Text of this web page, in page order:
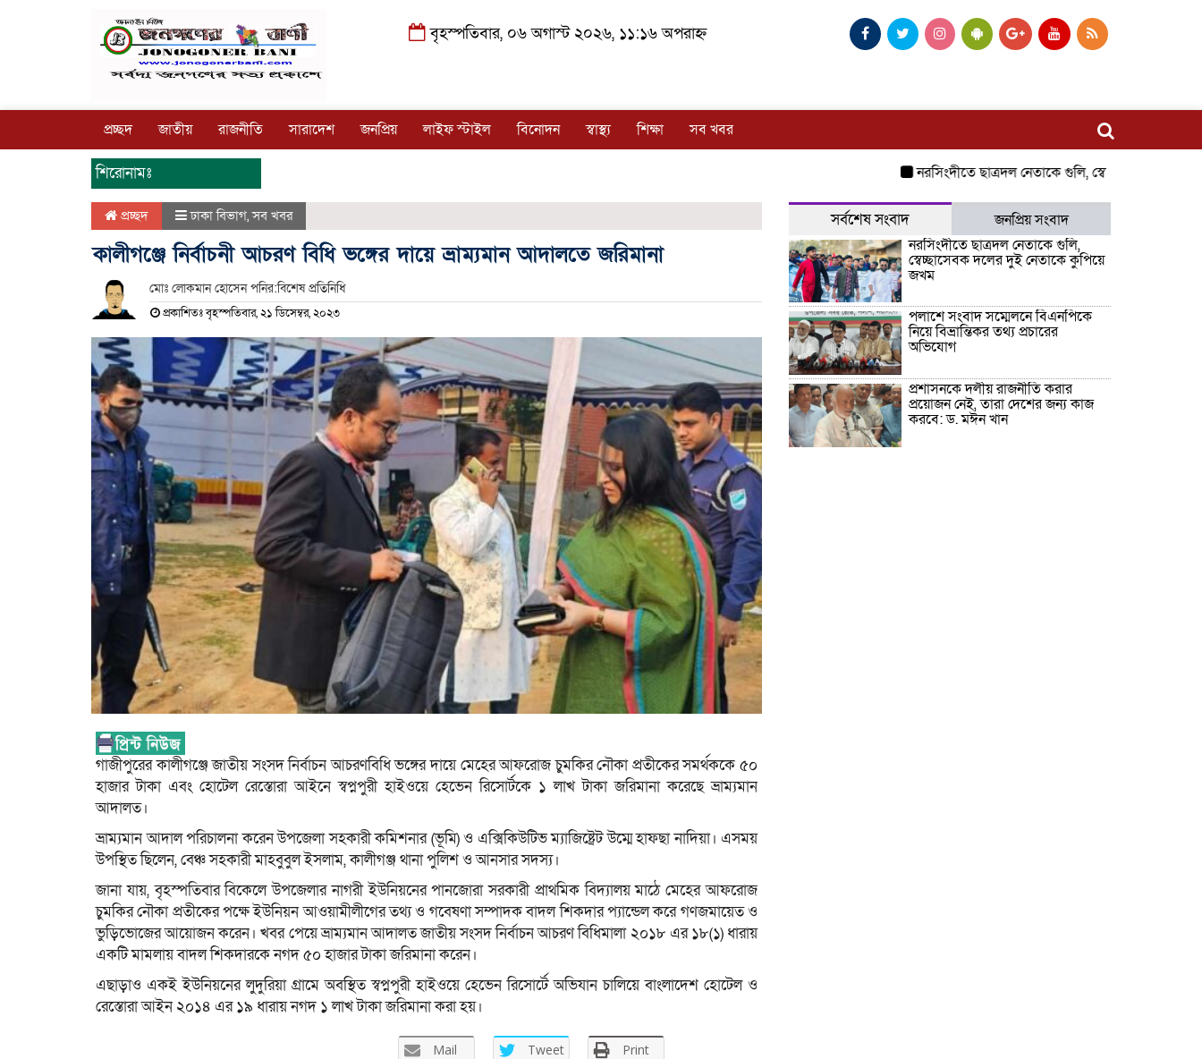
বৃহস্পতিবার, ০৬ অগাস্ট ২০২৬, ১১:১৬ অপরাহ্ন
প্রচ্ছদ জাতীয় রাজনীতি সারাদেশ জনপ্রিয় লাইফ স্টাইল বিনোদন স্বাস্থ্য শিক্ষা সব খবর
শিরোনামঃ নরসিংদীতে ছাত্রদল নেতাকে গুলি, স্বেচ্ছাসেবক দলের দুই
প্রচ্ছদ ঢাকা বিভাগ,সব খবর
কালীগঞ্জে নির্বাচনী আচরণ বিধি ভঙ্গের দায়ে ভ্রাম্যমান আদালতে জরিমানা
মোঃ লোকমান হোসেন পনির:বিশেষ প্রতিনিধি
প্রকাশিতঃ বৃহস্পতিবার, ২১ ডিসেম্বর, ২০২৩
গাজীপুরের কালীগঞ্জে জাতীয় সংসদ নির্বাচন আচরণবিধি ভঙ্গের দায়ে মেহের আফরোজ চুমকির নৌকা প্রতীকের সমর্থককে ৫০
হাজার টাকা এবং হোটেল রেস্তোরা আইনে স্বপ্নপুরী হাইওয়ে হেভেন রিসোর্টকে ১ লাখ টাকা জরিমানা করেছে ভ্রাম্যমান
আদালত।
ভ্রাম্যমান আদাল পরিচালনা করেন উপজেলা সহকারী কমিশনার (ভূমি) ও এক্সিকিউটিভ ম্যাজিষ্ট্রেট উম্মে হাফছা নাদিয়া। এসময়
উপস্থিত ছিলেন, বেঞ্চ সহকারী মাহবুবুল ইসলাম, কালীগঞ্জ থানা পুলিশ ও আনসার সদস্য।
জানা যায়, বৃহস্পতিবার বিকেলে উপজেলার নাগরী ইউনিয়নের পানজোরা সরকারী প্রাথমিক বিদ্যালয় মাঠে মেহের আফরোজ
চুমকির নৌকা প্রতীকের পক্ষে ইউনিয়ন আওয়ামীলীগের তথ্য ও গবেষণা সম্পাদক বাদল শিকদার প্যান্ডেল করে গণজমায়েত ও
ভুড়িভোজের আয়োজন করেন। খবর পেয়ে ভ্রাম্যমান আদালত জাতীয় সংসদ নির্বাচন আচরণ বিধিমালা ২০১৮ এর ১৮(১) ধারায়
একটি মামলায় বাদল শিকদারকে নগদ ৫০ হাজার টাকা জরিমানা করেন।
এছাড়াও একই ইউনিয়নের লুদুরিয়া গ্রামে অবস্থিত স্বপ্নপুরী হাইওয়ে হেভেন রিসোর্টে অভিযান চালিয়ে বাংলাদেশ হোটেল ও
রেস্তোরা আইন ২০১৪ এর ১৯ ধারায় নগদ ১ লাখ টাকা জরিমানা করা হয়।
Mail Tweet Print
সর্বশেষ সংবাদ
জনপ্রিয় সংবাদ
নরসিংদীতে ছাত্রদল নেতাকে গুলি,
স্বেচ্ছাসেবক দলের দুই নেতাকে কুপিয়ে
জখম
পলাশে সংবাদ সম্মেলনে বিএনপিকে
নিয়ে বিভ্রান্তিকর তথ্য প্রচারের
অভিযোগ
প্রশাসনকে দলীয় রাজনীতি করার
প্রয়োজন নেই, তারা দেশের জন্য কাজ
করবে: ড. মঈন খান